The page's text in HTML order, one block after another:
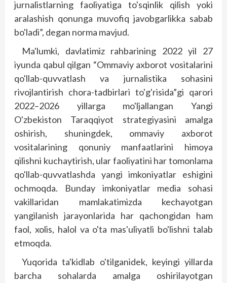
jurnalistlarning faoliyatiga to'sqinlik qilish yoki
aralashish qonunga muvofiq javobgarlikka sabab
bo'ladi”, degan norma mavjud.
Ma'lumki, davlatimiz rahbarining 2022 yil 27
iyunda qabul qilgan “Ommaviy axborot vositalarini
qo'llab-quvvatlash va jurnalistika sohasini
rivojlantirish chora-tadbirlari to'g'risida”gi qarori
2022–2026 yillarga mo'ljallangan Yangi
O'zbekiston Taraqqiyot strategiyasini amalga
oshirish, shuningdek, ommaviy axborot
vositalarining qonuniy manfaatlarini himoya
qilishni kuchaytirish, ular faoliyatini har tomonlama
qo'llab-quvvatlashda yangi imkoniyatlar eshigini
ochmoqda. Bunday imkoniyatlar media sohasi
vakillaridan mamlakatimizda kechayotgan
yangilanish jarayonlarida har qachongidan ham
faol, xolis, halol va o'ta mas'uliyatli bo'lishni talab
etmoqda.
Yuqorida ta'kidlab o'tilganidek, keyingi yillarda
barcha sohalarda amalga oshirilayotgan